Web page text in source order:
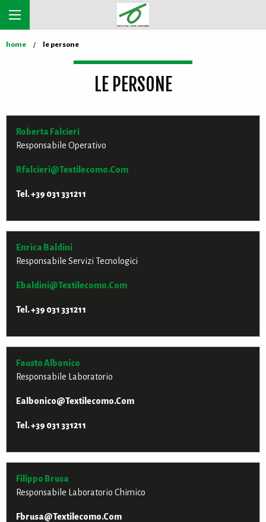
home le persone
LE PERSONE
Roberta Falcieri
Responsabile Operativo
Rfalcieri@textilecomo.com
Tel. +39 031 331211
Enrica Baldini
Responsabile Servizi Tecnologici
Ebaldini@textilecomo.com
Tel. +39 031 331211
Fausto Albonico
Responsabile Laboratorio
Ealbonico@textilecomo.com
Tel. +39 031 331211
Filippo Brusa
Responsabile Laboratorio Chimico
Fbrusa@textilecomo.com